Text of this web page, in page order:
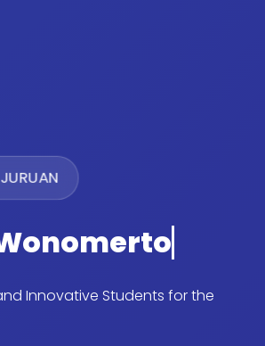
Wonomerto
Innovative Students for the